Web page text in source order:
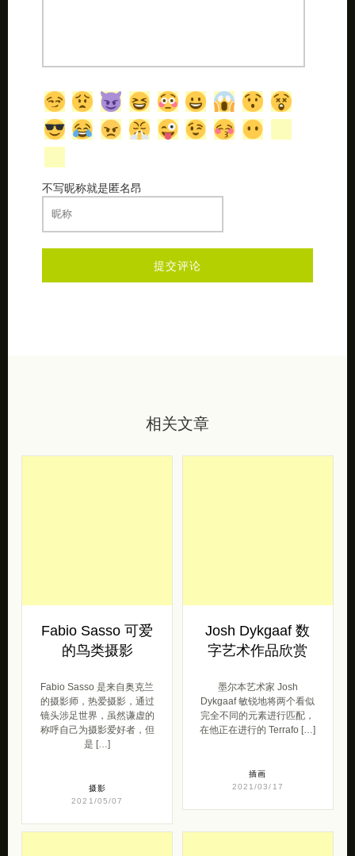
不写昵称就是匿名昂
相关文章
Fabio Sasso 可爱
的鸟类摄影
Fabio Sasso 是来自奥克兰
的摄影师，热爱摄影，通过
镜头涉足世界，虽然谦虚的
称呼自己为摄影爱好者，但
是 […]
摄影
2021/05/07
Josh Dykgaaf 数
字艺术作品欣赏
墨尔本艺术家 Josh
Dykgaaf 敏锐地将两个看似
完全不同的元素进行匹配，
在他正在进行的 Terrafo […]
插画
2021/03/17